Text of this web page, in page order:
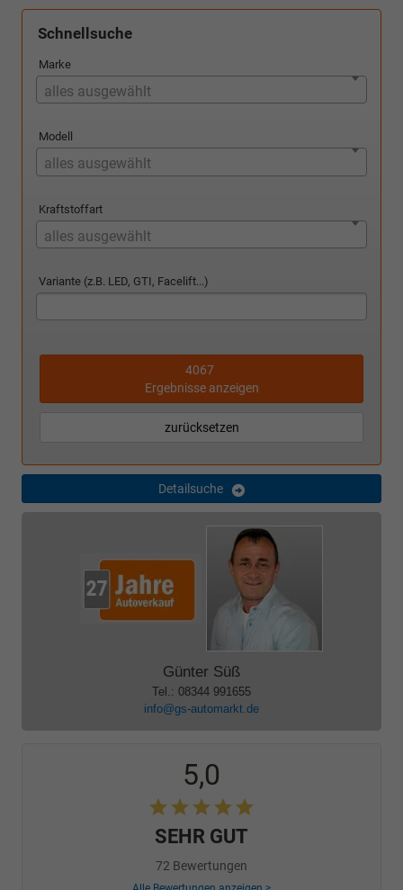
Schnellsuche
Marke
alles ausgewählt
Modell
alles ausgewählt
Kraftstoffart
alles ausgewählt
Variante (z.B. LED, GTI, Facelift...)
4067
Ergebnisse anzeigen
zurücksetzen
Detailsuche
Günter Süß
Tel.: 08344 991655
info@gs-automarkt.de
5,0
SEHR GUT
72 Bewertungen